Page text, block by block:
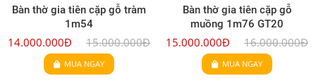
Bàn thờ gia tiên cặp gỗ tràm
1m54
14.000.000Đ 15.000.000Đ
MUA NGAY
Bàn thờ gia tiên cặp gỗ
muồng 1m76 GT20
15.000.000Đ 16.000.000Đ
MUA NGAY